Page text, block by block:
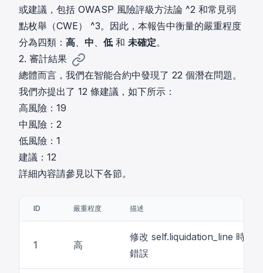
或建議，包括 OWASP 風險評級方法論 ^2 和常見弱
點枚舉（CWE） ^3。因此，本報告中衡量的嚴重程度
分為四類： 高、 中、 低 和 未確定。
2. 審計結果
總體而言，我們在智能合約中發現了 22 個潛在問題。
我們亦提出了 12 條建議，如下所示：
高風險：19
中風險：2
低風險：1
建議：12
詳細內容請參見以下各節。
ID 嚴重程度 描述
1 高
修改 self.liquidation_line 時出
錯誤